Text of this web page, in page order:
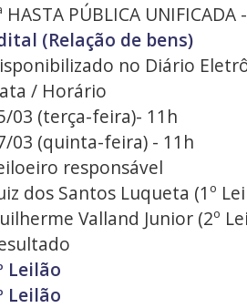
HASTA PÚBLICA
(Relação de bens)
no Diário
/ Horário
03 (terça-feira)- 11h
03 (quinta-feira) - 11h
responsável
dos Santos Luqueta (1º
Valland Junior (2º
Leilão
Leilão